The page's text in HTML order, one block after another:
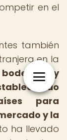
en el
también
en la
y
para
y la
ha llevado